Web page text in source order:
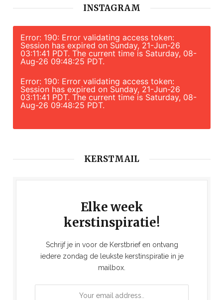
INSTAGRAM
Error: 190: Error validating access token:
Session has expired on Sunday, 21-Jun-26
03:11:41 PDT. The current time is Saturday, 08-
Aug-26 09:48:25 PDT.
Error: 190: Error validating access token:
Session has expired on Sunday, 21-Jun-26
03:11:41 PDT. The current time is Saturday, 08-
Aug-26 09:48:25 PDT.
KERSTMAIL
Elke week
kerstinspiratie!
Schrijf je in voor de Kerstbrief en ontvang
iedere zondag de leukste kerstinspiratie in je
mailbox.